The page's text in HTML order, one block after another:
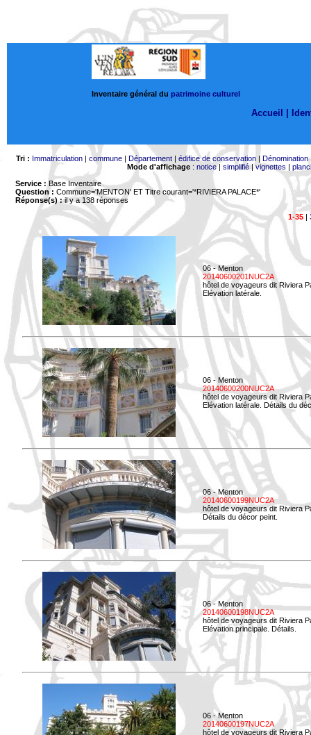
Inventaire général du patrimoine culturel
Accueil |
Tri : Immatriculation| commune| Département| édifice de conservation| Dénomination
Mode d'affichage: notice| simplifié|vignettes |
Service : Base Inventaire
Question : Commune='MENTON' ET Titre courant='*RIVIERA PALACE*'
Réponse(s) :il y a 138 réponses
1-35|
06 - Menton
20140600201NUC2A
hôtel de voyageurs dit Riviera
Elévation latérale.
06 - Menton
20140600200NUC2A
hôtel de voyageurs dit Riviera
Elévation latérale. Détails du
06 - Menton
20140600199NUC2A
hôtel de voyageurs dit Riviera
Détails du décor peint.
06 - Menton
20140600198NUC2A
hôtel de voyageurs dit Riviera
Elévation principale. Détails.
06 - Menton
20140600197NUC2A
hôtel de voyageurs dit Riviera